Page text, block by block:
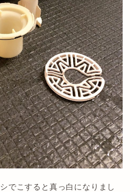
でこすると真っ白になりまし